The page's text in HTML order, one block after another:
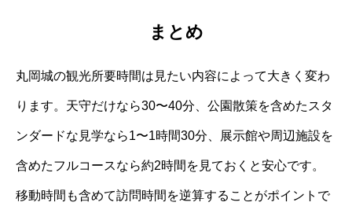
まとめ
丸岡城の観光所要時間は見たい内容によって大きく変わ
ります。天守だけなら30〜40分、公園散策を含めたスタ
ンダードな見学なら1〜1時間30分、展示館や周辺施設を
含めたフルコースなら約2時間を見ておくと安心です。
移動時間も含めて訪問時間を逆算することがポイントで